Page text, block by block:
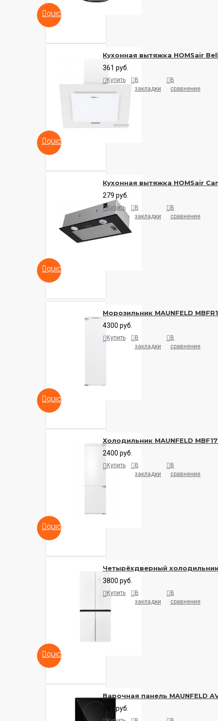
QUICKVIEW
QUICKVIEW
Кухонная вытяжка HOMSair
361 руб.
Купить
В
закладки
В
сравнение
QUICKVIEW
Кухонная вытяжка HOMSair
279 руб.
Купить
В
закладки
В
сравнение
QUICKVIEW
Морозильник MAUNFELD
4300 руб.
Купить
В
закладки
В
сравнение
QUICKVIEW
Холодильник MAUNFELD
2400 руб.
Купить
В
закладки
В
сравнение
QUICKVIEW
Четырёхдверный холодильник
3800 руб.
Купить
В
закладки
В
сравнение
Варочная панель MAUNFELD
361 руб.